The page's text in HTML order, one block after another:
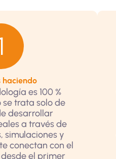
haciendo
es 100 %
se trata solo de
desarrollar
a través de
simulaciones y
conectan con el
el primer